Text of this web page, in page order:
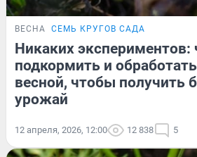
ВЕСНА СЕМЬ КРУГОВ САДА
Никаких экспериментов:
подкормить и
весной, чтобы получить
урожай
12 апреля, 2026, 12:00 12 838 5